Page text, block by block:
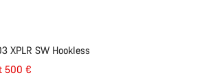
XPLR SW Hookless
500 €